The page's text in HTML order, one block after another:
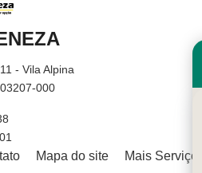
- Vila Alpina
000
Mapa do site Mais Serviços